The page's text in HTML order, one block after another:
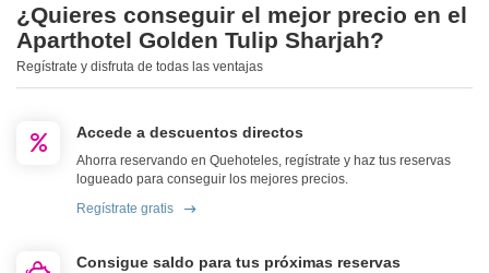
¿Quieres conseguir el mejor precio en el
Aparthotel Golden Tulip Sharjah?
Regístrate y disfruta de todas las ventajas
Accede a descuentos directos
Ahorra reservando en Quehoteles, regístrate y haz tus reservas
logueado para conseguir los mejores precios.
Regístrate gratis
Consigue saldo para tus próximas reservas